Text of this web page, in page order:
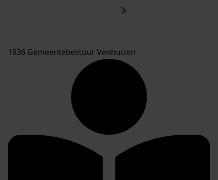
1936 Gemeentebestuur Venhuizen